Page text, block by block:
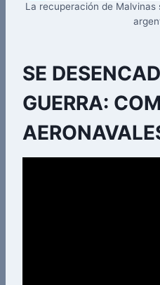
La recuperación de
SE
GUERRA: